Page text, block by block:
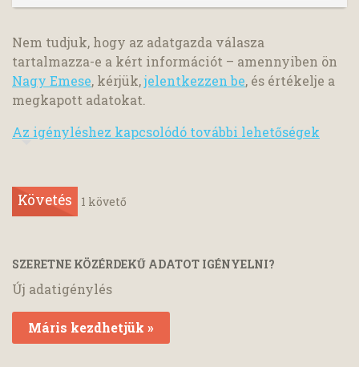
Nem tudjuk, hogy az adatgazda válasza
tartalmazza-e a kért információt – amennyiben ön
Nagy Emese, kérjük,jelentkezzen be, és értékelje a
megkapott adatokat.
Az igényléshez kapcsolódó további lehetőségek
Követés 1 követő
SZERETNE KÖZÉRDEKŰ ADATOT IGÉNYELNI?
Új adatigénylés
Máris kezdhetjük »